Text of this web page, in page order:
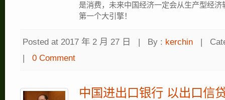
是消费，未来中国经济一定会从生产型经
第一个大引擎！
Posted at 2017 年 2 月 27 日 | By : kerchin |
|
0 Comment
中国进出口银行 以出口信